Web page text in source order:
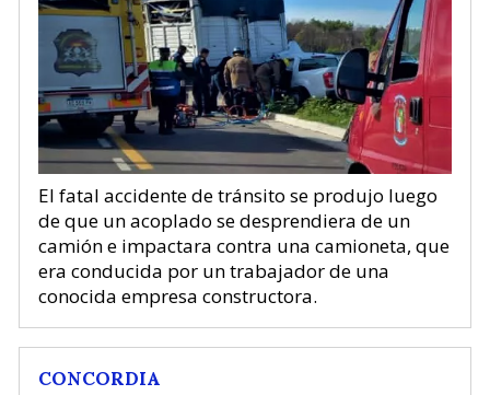
El fatal accidente de tránsito se produjo luego
de que un acoplado se desprendiera de un
camión e impactara contra una camioneta, que
era conducida por un trabajador de una
conocida empresa constructora.
CONCORDIA